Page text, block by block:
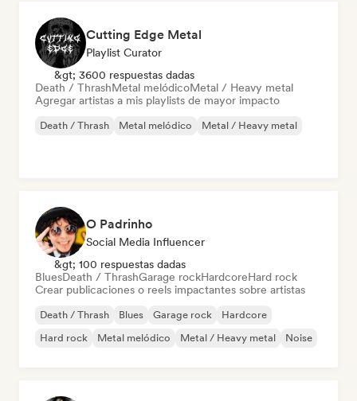
Cutting Edge Metal
Playlist Curator
&gt; 3600 respuestas dadas
Death / ThrashMetal melódicoMetal / Heavy metal
Agregar artistas a mis playlists de mayor impacto
Death / Thrash Metal melódico Metal / Heavy metal
O Padrinho
Social Media Influencer
&gt; 100 respuestas dadas
BluesDeath / ThrashGarage rockHardcoreHard rock
Crear publicaciones o reels impactantes sobre artistas
Death / Thrash Blues Garage rock
Hardcore
Hard rock
Metal melódico Metal / Heavy metal Noise